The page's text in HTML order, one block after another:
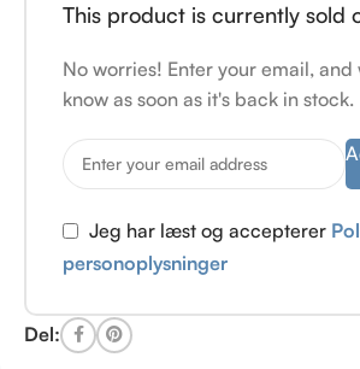
This product is currently sold
No worries! Enter your email, and
know as soon as it's back in stock.
Jeg har læst og accepterer
personoplysninger
Del: